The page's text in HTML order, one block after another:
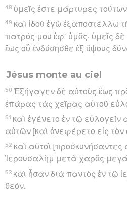
48 ὑμεῖς ἐστε μάρτυρες τούτων.
49 καὶ ἰδοὺ ἐγὼ ἐξαποστέλλω
πατρός μου ἐφ’ ὑμᾶς· ὑμεῖς
ἕως οὗ ἐνδύσησθε ἐξ ὕψους
Jésus monte au ciel
50 Ἐξήγαγεν δὲ αὐτοὺς ἕως
ἐπάρας τὰς χεῖρας αὐτοῦ
51 καὶ ἐγένετο ἐν τῷ εὐλογεῖν
αὐτῶν [καὶ ἀνεφέρετο εἰς τὸν
52 καὶ αὐτοὶ [προσκυνήσαντες
Ἰερουσαλὴμ μετὰ χαρᾶς
53 καὶ ἦσαν διὰ παντὸς ἐν τῷ
θεόν.